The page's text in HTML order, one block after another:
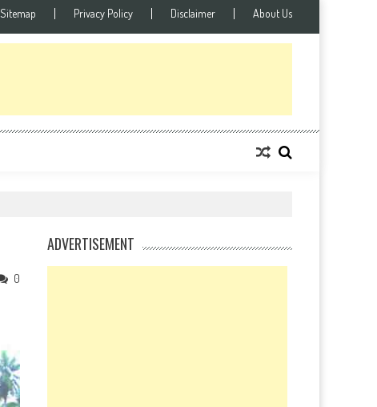
Sitemap Privacy Policy Disclaimer About Us
0
ADVERTISEMENT